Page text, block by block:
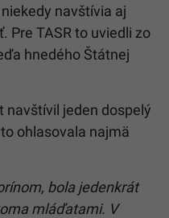
navštívia aj
Pre TASR to uviedli zo
a hnedého Štátnej
navštívil jeden dospelý
ohlasovala najmä
bola jedenkrát
mláďatami. V